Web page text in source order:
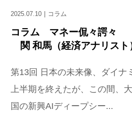
2025.07.10 コラム
コラム マネー侃々諤々
関 和馬（経済アナリスト
第13回 日本の未来像、ダイ
上半期を終えたが、この間
国の新興AIディープシー...